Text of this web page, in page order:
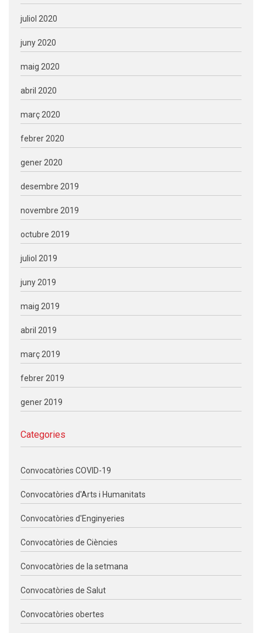
juliol 2020
juny 2020
maig 2020
abril 2020
març 2020
febrer 2020
gener 2020
desembre 2019
novembre 2019
octubre 2019
juliol 2019
juny 2019
maig 2019
abril 2019
març 2019
febrer 2019
gener 2019
Categories
Convocatòries COVID-19
Convocatòries d'Arts i Humanitats
Convocatòries d'Enginyeries
Convocatòries de Ciències
Convocatòries de la setmana
Convocatòries de Salut
Convocatòries obertes